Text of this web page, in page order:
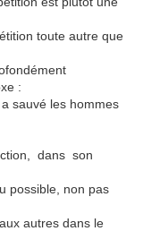
toute autre que
:
sauvé les hommes
dans son
possible, non pas
autres dans le